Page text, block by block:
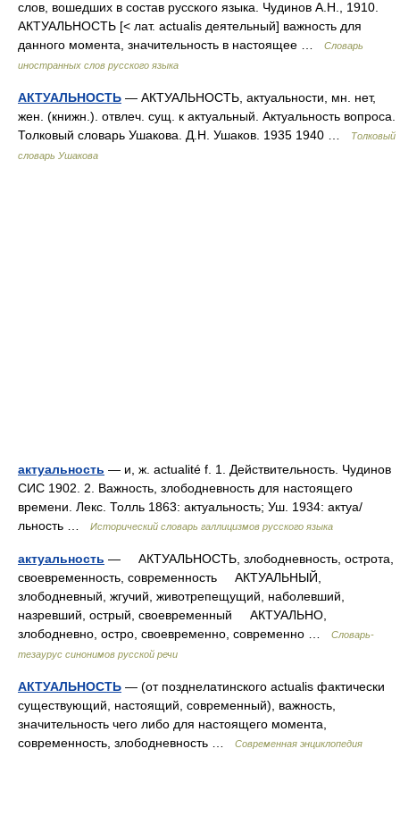
слов, вошедших в состав русского языка. Чудинов А.Н., 1910.
АКТУАЛЬНОСТЬ [< лат. actualis деятельный] важность для
данного момента, значительность в настоящее …
Словарь
иностранных слов русского языка
АКТУАЛЬНОСТЬ — АКТУАЛЬНОСТЬ, актуальности, мн. нет,
жен. (книжн.). отвлеч. сущ. к актуальный. Актуальность вопроса.
Толковый словарь Ушакова. Д.Н. Ушаков. 1935 1940 …
Толковый
словарь Ушакова
актуальность — и, ж. actualité f. 1. Действительность. Чудинов
СИС 1902. 2. Важность, злободневность для настоящего
времени. Лекс. Толль 1863: актуальность; Уш. 1934: актуа/
льность …
Исторический словарь галлицизмов русского языка
актуальность — АКТУАЛЬНОСТЬ, злободневность, острота,
своевременность, современность АКТУАЛЬНЫЙ,
злободневный, жгучий, животрепещущий, наболевший,
назревший, острый, своевременный АКТУАЛЬНО,
злободневно, остро, своевременно, современно …
Словарь-
тезаурус синонимов русской речи
АКТУАЛЬНОСТЬ — (от позднелатинского actualis фактически
существующий, настоящий, современный), важность,
значительность чего либо для настоящего момента,
современность, злободневность …
Современная энциклопедия